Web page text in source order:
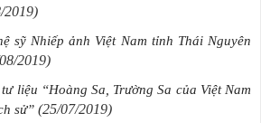
2019)
sỹ Nhiếp ảnh Việt Nam tỉnh Thái Nguyên
2019)
liệu “Hoàng Sa, Trường Sa của Việt Nam
sử” (25/07/2019)